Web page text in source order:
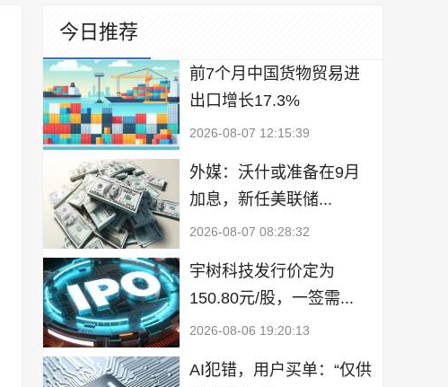
今日推荐
前7个月中国货物贸易进
出口增长17.3%
2026-08-07 12:15:39
外媒：沃什或准备在9月
加息，新任美联储...
2026-08-07 08:28:32
宇树科技发行价定为
150.80元/股，一签需...
2026-08-06 19:20:13
AI犯错，用户买单：“仅供